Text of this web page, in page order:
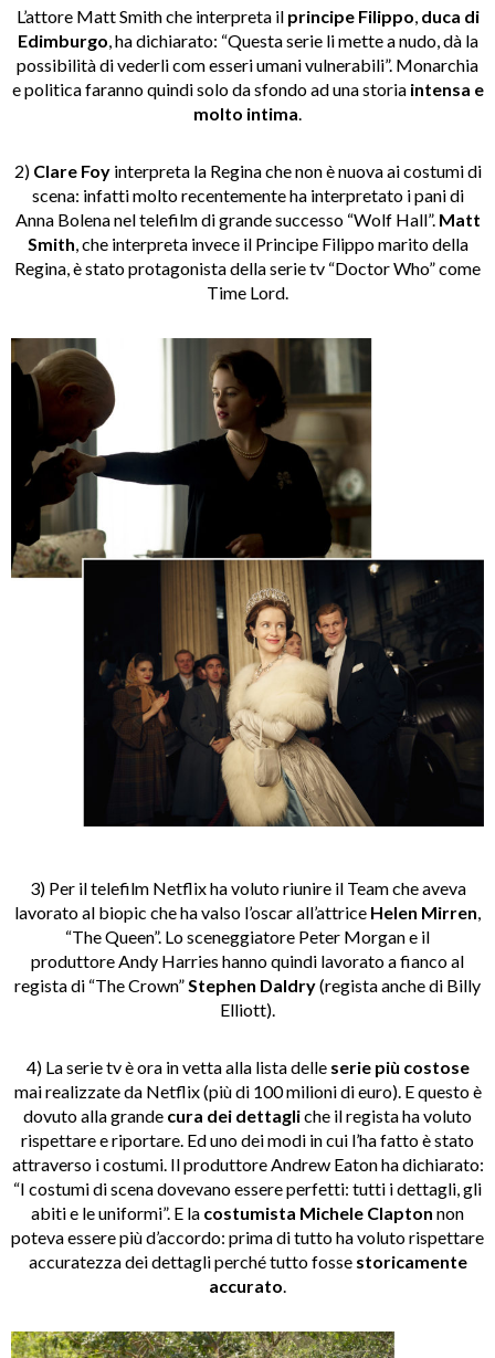
L’attore Matt Smith che interpreta il principe Filippo, duca di
Edimburgo, ha dichiarato: “Questa serie li mette a nudo, dà la
possibilità di vederli com esseri umani vulnerabili”. Monarchia
e politica faranno quindi solo da sfondo ad una storia intensa e
molto intima.
2) Clare Foyinterpreta la Regina che non è nuova ai costumi di
scena: infatti molto recentemente ha interpretato i pani di
Anna Bolena nel telefilm di grande successo “Wolf Hall”. Matt
Smith, che interpreta invece il Principe Filippo marito della
Regina, è stato protagonista della serie tv “Doctor Who” come
Time Lord.
3) Per il telefilm Netflix ha voluto riunire il Team che aveva
lavorato al biopic che ha valso l’oscar all’attrice Helen Mirren,
“The Queen”. Lo sceneggiatore Peter Morgan e il
produttore Andy Harries hanno quindi lavorato a fianco al
regista di “The Crown”Stephen Daldry(regista anche di Billy
Elliott).
4) La serie tv è ora in vetta alla lista delle serie più costose
mai realizzate da Netflix (più di 100 milioni di euro). E questo è
dovuto alla grande cura dei dettagliche il regista ha voluto
rispettare e riportare. Ed uno dei modi in cui l’ha fatto è stato
attraverso i costumi. Il produttore Andrew Eaton ha dichiarato:
“I costumi di scena dovevano essere perfetti: tutti i dettagli, gli
abiti e le uniformi”. E la costumista Michele Clapton non
poteva essere più d’accordo: prima di tutto ha voluto rispettare
accuratezza dei dettagli perché tutto fossestoricamente
accurato.